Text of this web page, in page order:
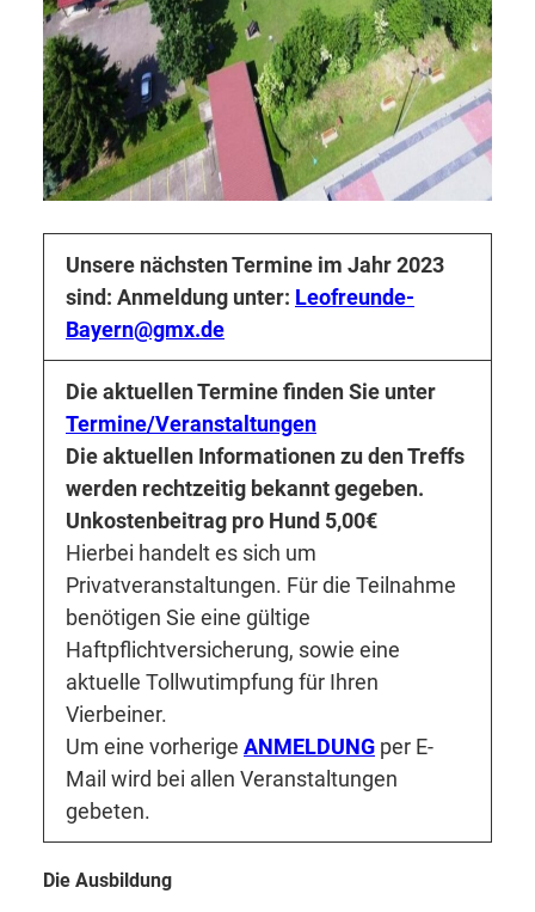
Unsere nächsten Termine im Jahr 2023
sind: Anmeldung unter: Leofreunde-
Bayern@gmx.de
Die aktuellen Termine finden Sie unter
Termine/Veranstaltungen
Die aktuellen Informationen zu den Treffs
werden rechtzeitig bekannt gegeben.
Unkostenbeitrag pro Hund 5,00€
Hierbei handelt es sich um
Privatveranstaltungen. Für die Teilnahme
benötigen Sie eine gültige
Haftpflichtversicherung, sowie eine
aktuelle Tollwutimpfung für Ihren
Vierbeiner.
Um eine vorherige ANMELDUNG per E-
Mail wird bei allen Veranstaltungen
gebeten.
Die Ausbildung